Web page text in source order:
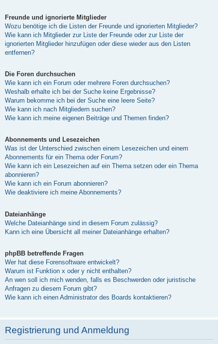
Freunde und ignorierte Mitglieder
Wozu benötige ich die Listen der Freunde und ignorierten Mitglieder?
Wie kann ich Mitglieder zur Liste der Freunde oder zur Liste der
ignorierten Mitglieder hinzufügen oder diese wieder aus den Listen
entfernen?
Die Foren durchsuchen
Wie kann ich ein Forum oder mehrere Foren durchsuchen?
Weshalb erhalte ich bei der Suche keine Ergebnisse?
Warum bekomme ich bei der Suche eine leere Seite?
Wie kann ich nach Mitgliedern suchen?
Wie kann ich meine eigenen Beiträge und Themen finden?
Abonnements und Lesezeichen
Was ist der Unterschied zwischen einem Lesezeichen und einem
Abonnements für ein Thema oder Forum?
Wie kann ich ein Lesezeichen auf ein Thema setzen oder ein Thema
abonnieren?
Wie kann ich ein Forum abonnieren?
Wie deaktiviere ich meine Abonnements?
Dateianhänge
Welche Dateianhänge sind in diesem Forum zulässig?
Kann ich eine Übersicht all meiner Dateianhänge erhalten?
phpBB betreffende Fragen
Wer hat diese Forensoftware entwickelt?
Warum ist Funktion x oder y nicht enthalten?
An wen soll ich mich wenden, falls es Beschwerden oder juristische
Anfragen zu diesem Forum gibt?
Wie kann ich einen Administrator des Boards kontaktieren?
Registrierung und Anmeldung